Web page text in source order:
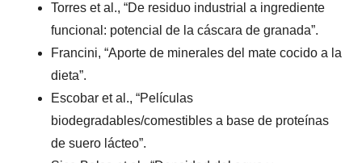
Torres et al., “De residuo industrial a ingrediente
funcional: potencial de la cáscara de granada”.
Francini, “Aporte de minerales del mate cocido a la
dieta”.
Escobar et al., “Películas
biodegradables/comestibles a base de proteínas
de suero lácteo”.